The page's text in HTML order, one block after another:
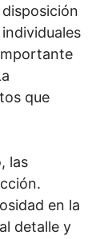
que
las
en la
detalle y